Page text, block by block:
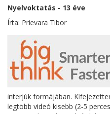
Nyelvoktatás - 13 éve
Írta: Prievara Tibor
interjúk formájában.
legtöbb videó kisebb (2-5